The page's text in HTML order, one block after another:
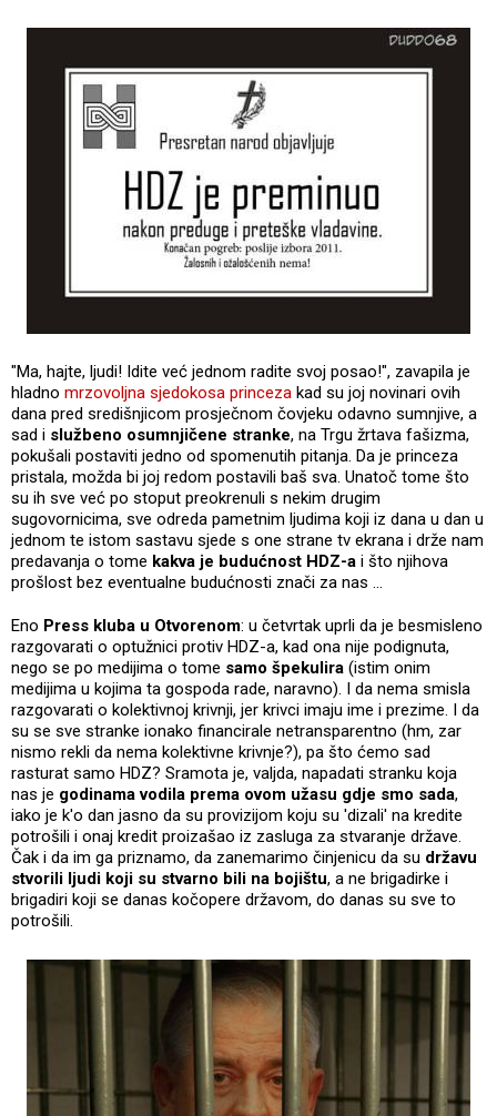
"Ma, hajte, ljudi! Idite već jednom radite svoj posao!", zavapila je
hladno mrzovoljna sjedokosa princeza kad su joj novinari ovih
dana pred središnjicom prosječnom čovjeku odavno sumnjive, a
sad i službeno osumnjičene stranke, na Trgu žrtava fašizma,
pokušali postaviti jedno od spomenutih pitanja. Da je princeza
pristala, možda bi joj redom postavili baš sva. Unatoč tome što
su ih sve već po stoput preokrenuli s nekim drugim
sugovornicima, sve odreda pametnim ljudima koji iz dana u dan u
jednom te istom sastavu sjede s one strane tv ekrana i drže nam
predavanja o tome kakva je budućnost HDZ-a i što njihova
prošlost bez eventualne budućnosti znači za nas ...
Eno Press kluba u Otvorenom: u četvrtak uprli da je besmisleno
razgovarati o optužnici protiv HDZ-a, kad ona nije podignuta,
nego se po medijima o tome samo špekulira (istim onim
medijima u kojima ta gospoda rade, naravno). I da nema smisla
razgovarati o kolektivnoj krivnji, jer krivci imaju ime i prezime. I da
su se sve stranke ionako financirale netransparentno (hm, zar
nismo rekli da nema kolektivne krivnje?), pa što ćemo sad
rasturat samo HDZ? Sramota je, valjda, napadati stranku koja
nas je godinama vodila prema ovom užasu gdje smo sada,
iako je k'o dan jasno da su provizijom koju su 'dizali' na kredite
potrošili i onaj kredit proizašao iz zasluga za stvaranje države.
Čak i da im ga priznamo, da zanemarimo činjenicu da su državu
stvorili ljudi koji su stvarno bili na bojištu, a ne brigadirke i
brigadiri koji se danas kočopere državom, do danas su sve to
potrošili.